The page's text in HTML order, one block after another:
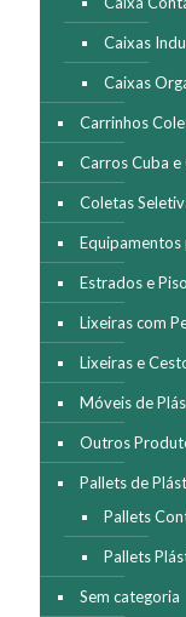
Caixas
Caixas
Carrinhos
Carros Cuba
Coletas
Equipamentos
Estrados e
Lixeiras com
Lixeiras e
Móveis de
Outros
Pallets de
Pallets
Pallets
Sem categoria